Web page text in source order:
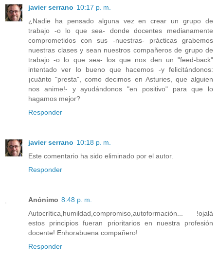
javier serrano 10:17 p. m.
¿Nadie ha pensado alguna vez en crear un grupo de
trabajo -o lo que sea- donde docentes medianamente
comprometidos con sus -nuestras- prácticas grabemos
nuestras clases y sean nuestros compañeros de grupo de
trabajo -o lo que sea- los que nos den un "feed-back"
intentado ver lo bueno que hacemos -y felicitándonos:
¡cuánto "presta", como decimos en Asturies, que alguien
nos anime!- y ayudándonos "en positivo" para que lo
hagamos mejor?
Responder
javier serrano 10:18 p. m.
Este comentario ha sido eliminado por el autor.
Responder
Anónimo 8:48 p. m.
Autocrítica,humildad,compromiso,autoformación... !ojalá
estos principios fueran prioritarios en nuestra profesión
docente! Enhorabuena compañero!
Responder